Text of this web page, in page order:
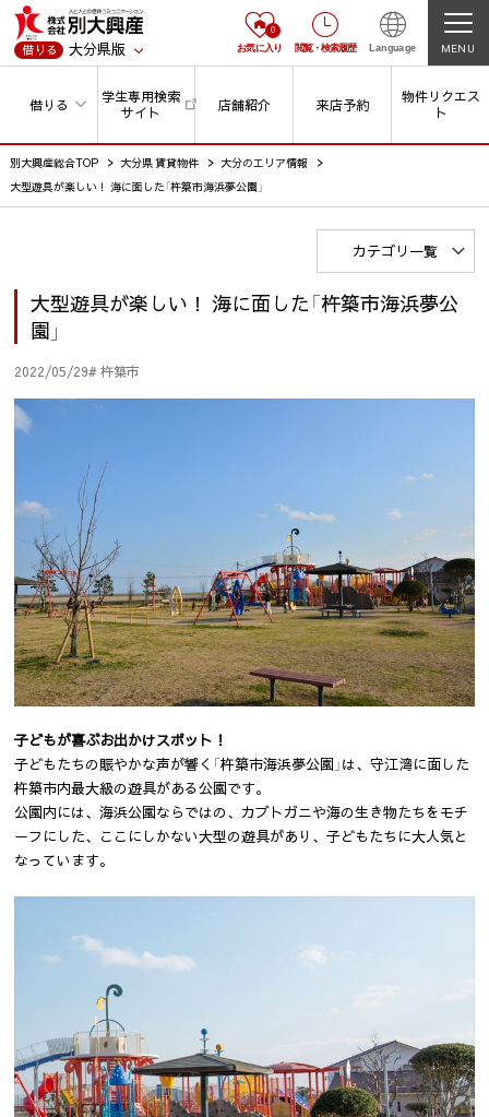
借りる 大分県版
0
お気に入り 閲覧・ 検索履歴 Language MENU
借りる
学生専用検索
サイト
店舗紹介 来店予約
物件リクエス
ト
別大興産総合TOP 大分県 賃貸物件
大分のエリア情報
大型遊具が楽しい！ 海に面した「杵築市海浜夢公園」
カテゴリ一覧
大型遊具が楽しい！ 海に面した「杵築市海浜夢公
園」
2022/05/29# 杵築市
子どもが喜ぶお出かけスポット！
子どもたちの賑やかな声が響く「杵築市海浜夢公園」は、守江湾に面した
杵築市内最大級の遊具がある公園です。
公園内には、海浜公園ならではの、カブトガニや海の生き物たちをモチ
ーフにした、ここにしかない大型の遊具があり、子どもたちに大人気と
なっています。